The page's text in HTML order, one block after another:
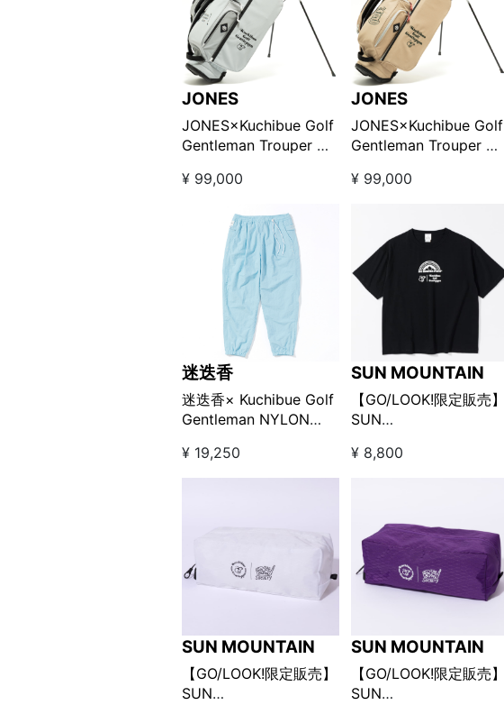
JONES
JONES×Kuchibue Golf
Gentleman Trouper 刺
“Moon
¥ 99,000
JONES
JONES×Kuchibue Golf
Gentleman Trouper 刺
“Fescue”【GO/LOOK!限
¥ 99,000
迷迭香
迷迭香× Kuchibue Golf
Gentleman NYLON
ンツ スカイブルー
【GO/LOOK!限定販売】
¥ 19,250
SUN MOUNTAIN
【GO/LOOK!限定販売】
SUN
Golf Gentleman Tシャ
¥ 8,800
SUN MOUNTAIN
【GO/LOOK!限定販売】
SUN
SUN MOUNTAIN
【GO/LOOK!限定販売】
SUN